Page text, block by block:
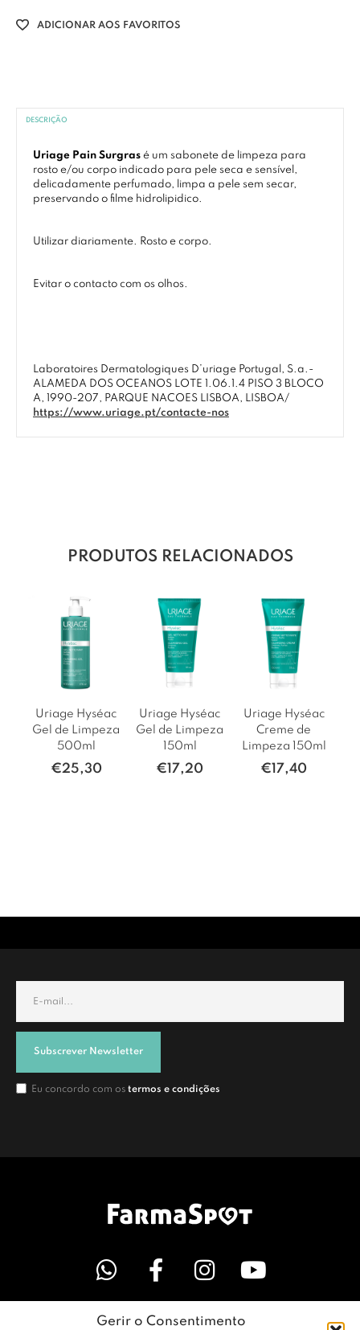
Gerir o Consentimento
ADICIONAR AOS FAVORITOS
DESCRIÇÃO
Uriage Pain Surgras é um sabonete de limpeza para
rosto e/ou corpo indicado para pele seca e sensível,
delicadamente perfumado, limpa a pele sem secar,
preservando o filme hidrolipidico.
Utilizar diariamente. Rosto e corpo.
Evitar o contacto com os olhos.
Laboratoires Dermatologiques D’uriage Portugal, S.a.-
ALAMEDA DOS OCEANOS LOTE 1.06.1.4 PISO 3 BLOCO
A, 1990-207, PARQUE NACOES LISBOA, LISBOA/
https://www.uriage.pt/contacte-nos
PRODUTOS RELACIONADOS
Uriage Hyséac
Gel de Limpeza
500ml
€25,30
Uriage Hyséac
Gel de Limpeza
150ml
€17,20
Uriage Hyséac
Creme de
Limpeza 150ml
€17,40
Subscrever Newsletter
Eu concordo com os termos e condições